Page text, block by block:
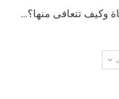
وكيف تتعافى منها؟…